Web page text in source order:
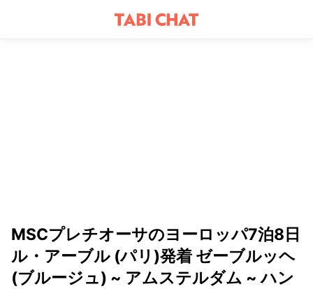
MSCプレチオーサのヨーロッパ7泊8日
ル・アーブル (パリ)発着 ゼーブルッヘ
(ブルージュ) ~ アムステルダム ~ ハン